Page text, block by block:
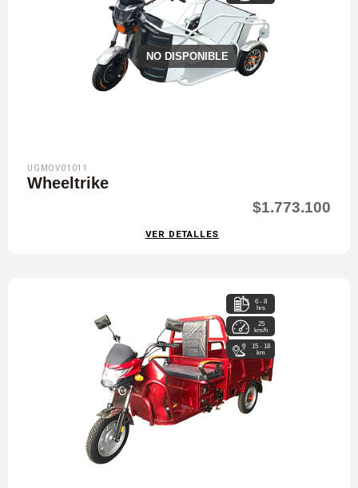
NO DISPONIBLE
UGMOV01011
Wheeltrike
$1.773.100
VER DETALLES
6 - 8
hrs
25
km/h
15 - 18
km